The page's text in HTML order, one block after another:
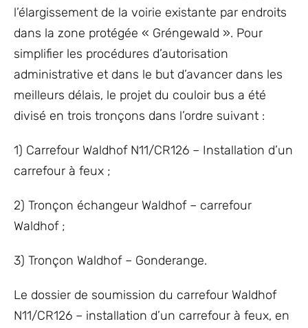
l’élargissement de la voirie existante par endroits
dans la zone protégée « Gréngewald ». Pour
simplifier les procédures d’autorisation
administrative et dans le but d’avancer dans les
meilleurs délais, le projet du couloir bus a été
divisé en trois tronçons dans l’ordre suivant :
1) Carrefour Waldhof N11/CR126 – Installation d’un
carrefour à feux ;
2) Tronçon échangeur Waldhof – carrefour
Waldhof ;
3) Tronçon Waldhof – Gonderange.
Le dossier de soumission du carrefour Waldhof
N11/CR126 – installation d’un carrefour à feux, en